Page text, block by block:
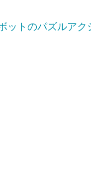
ットのパズルアク